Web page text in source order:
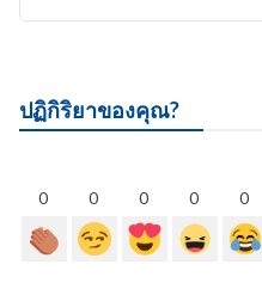
ปฏิกิริยาของคุณ?
0 0 0 0 0